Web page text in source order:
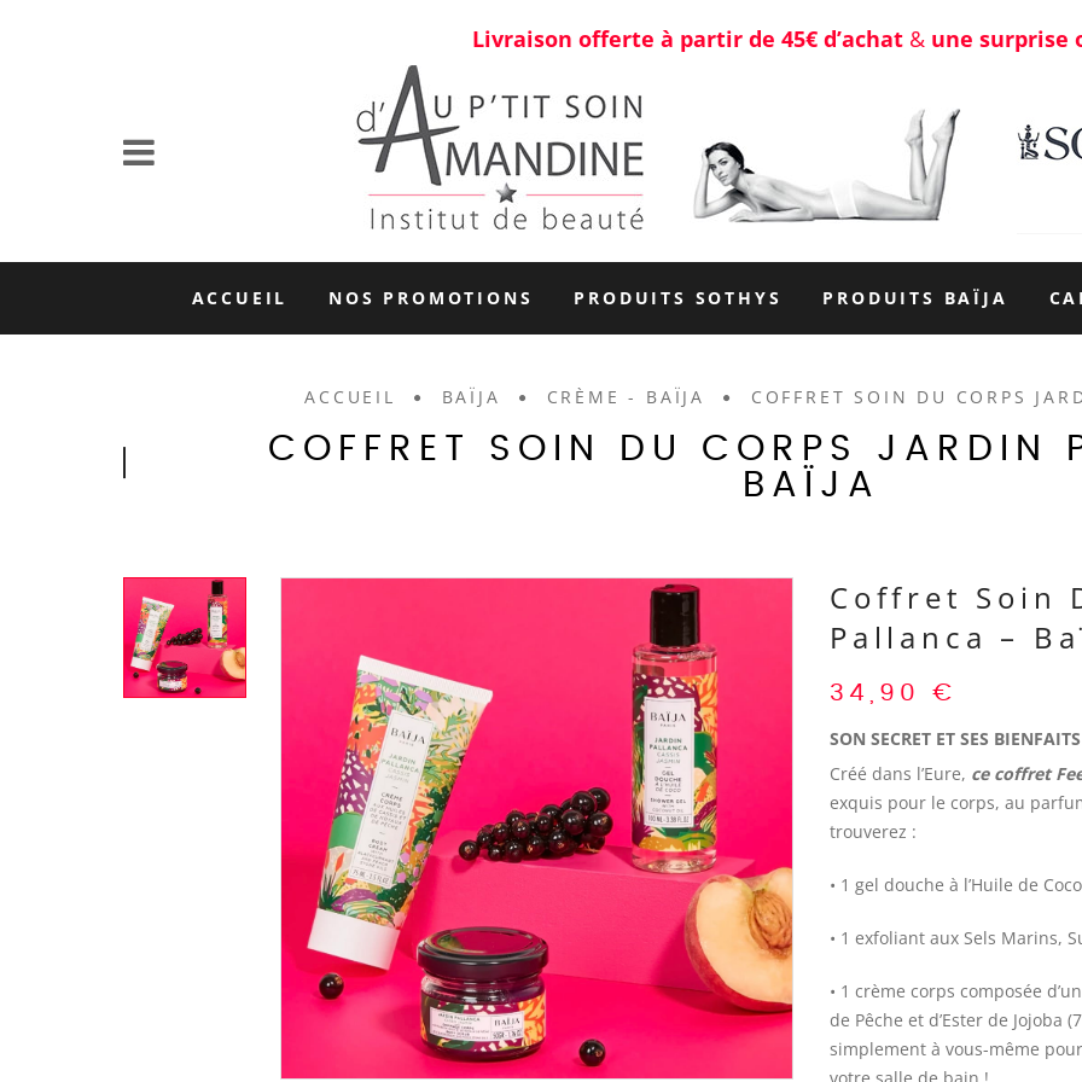
Livraison offerte à partir de 45€ d’achat & une surprise
ACCUEIL NOS PROMOTIONS PRODUITS SOTHYS PRODUITS BAÏJA
ACCUEIL BAÏJA CRÈME - BAÏJA COFFRET SOIN DU CORPS
COFFRET SOIN DU CORPS JARDIN
BAÏJA
Coffret Soin
Pallanca –
34,90 €
SON SECRET ET SES
Créé dans l’Eure, ce coffret
exquis pour le corps, au
trouverez :
• 1 gel douche à l’Huile de
• 1 exfoliant aux Sels Marins,
• 1 crème corps composée
de Pêche et d’Ester de Jojoba
simplement à vous-même